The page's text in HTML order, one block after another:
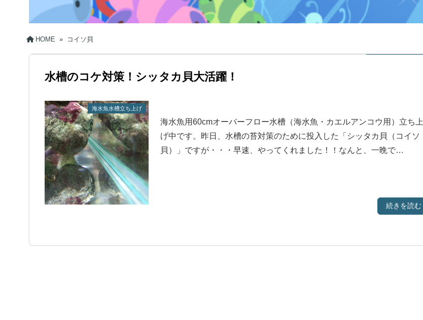
HOME » コイソ貝
水槽のコケ対策！シッタカ貝大活躍！
海水魚水槽立ち上げ
海水魚用60cmオーバーフロー水槽（海水魚・カエルアンコウ用）立ち上
げ中です。昨日、水槽の苔対策のために投入した「シッタカ貝（コイソ
貝）」ですが・・・早速、やってくれました！！なんと、一晩で…
続きを読む